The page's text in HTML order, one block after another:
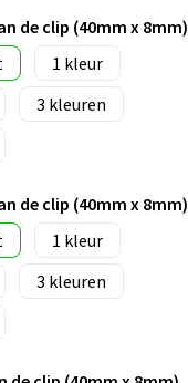
de clip (40mm x 8mm)
1
3
de clip (40mm x 8mm)
1
3